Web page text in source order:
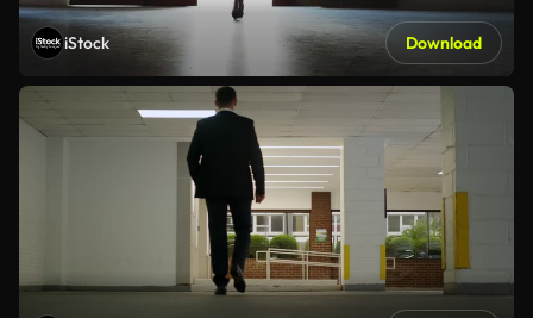
iStock Download